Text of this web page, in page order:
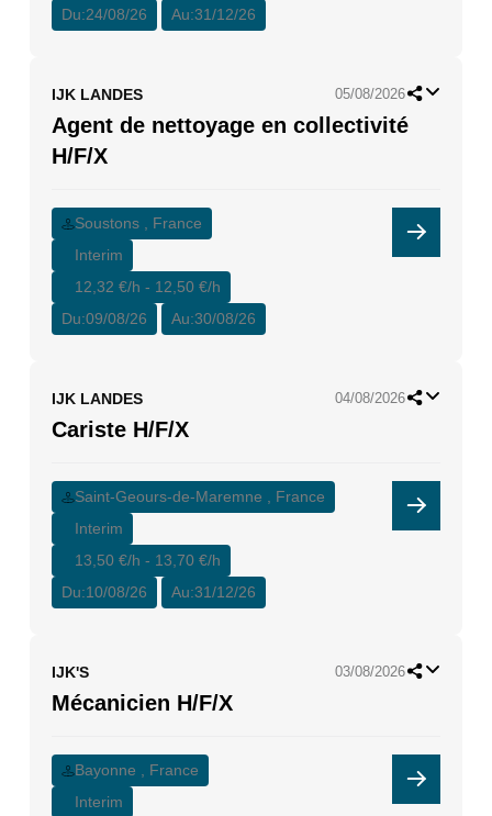
Du:24/08/26 Au:31/12/26
IJK LANDES 05/08/2026
Agent de nettoyage en collectivité
H/F/X
Soustons , France
Interim
12,32 €/h - 12,50 €/h
Du:09/08/26 Au:30/08/26
IJK LANDES 04/08/2026
Cariste H/F/X
Saint-Geours-de-Maremne , France
Interim
13,50 €/h - 13,70 €/h
Du:10/08/26 Au:31/12/26
IJK'S 03/08/2026
Mécanicien H/F/X
Bayonne , France
Interim